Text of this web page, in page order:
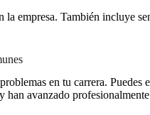
la empresa. También incluye
en tu carrera.
han avanzado